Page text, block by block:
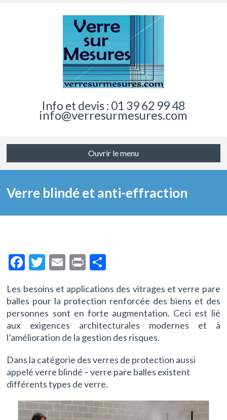
Info et devis : 01 39 62 99 48
info@verresurmesures.com
Ouvrir le menu
Verre blindé et anti-effraction
F
e
b
o
o
k
T
itt
er
E
ai
l
Pr
t
ta
g
er
Les besoins et applications des vitrages et verre pare
balles pour la protection renforcée des biens et des
personnes sont en forte augmentation. Ceci est lié
aux exigences architecturales modernes et à
l’amélioration de la gestion des risques.
Dans la catégorie des verres de protection aussi
appelé verre blindé – verre pare balles existent
différents types de verre.